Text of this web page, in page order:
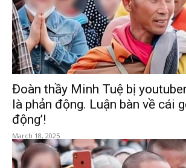
Đoàn thầy Minh Tuệ bị
là phản động. Luận bàn về cái
động’!
March 18, 2025